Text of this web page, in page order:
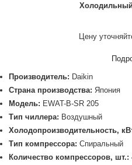
Холодильный
Цену
Производитель: Daikin
Страна производства: Япония
Модель: EWAT-B-SR 205
Тип чиллера: Воздушный
Холодопроизводительность,
Тип компрессора: Спиральный
Количество компрессоров, шт.: